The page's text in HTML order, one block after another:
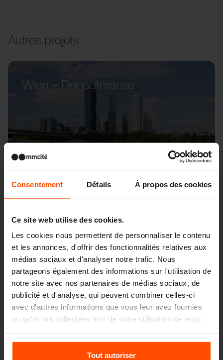
Consentement Détails À propos des cookies
Ce site web utilise des cookies.
Les cookies nous permettent de personnaliser le contenu
et les annonces, d'offrir des fonctionnalités relatives aux
médias sociaux et d'analyser notre trafic. Nous
partageons également des informations sur l'utilisation de
notre site avec nos partenaires de médias sociaux, de
publicité et d'analyse, qui peuvent combiner celles-ci
avec d'autres informations que vous leur avez fournies
ou qu'ils ont collectées lors de votre utilisation de leurs
Pour plus d'informations, veuillez consulter le
Tout autoriser
Autres projets
Wien – Donauterasse
Seattle – Popup park